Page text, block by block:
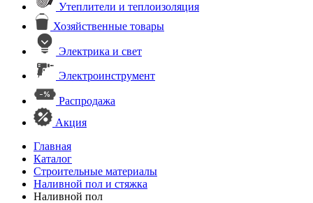
Утеплители и теплоизоляция
Хозяйственные товары
Электрика и свет
Электроинструмент
Распродажа
Акция
Главная
Каталог
Строительные материалы
Наливной пол и стяжка
Наливной пол